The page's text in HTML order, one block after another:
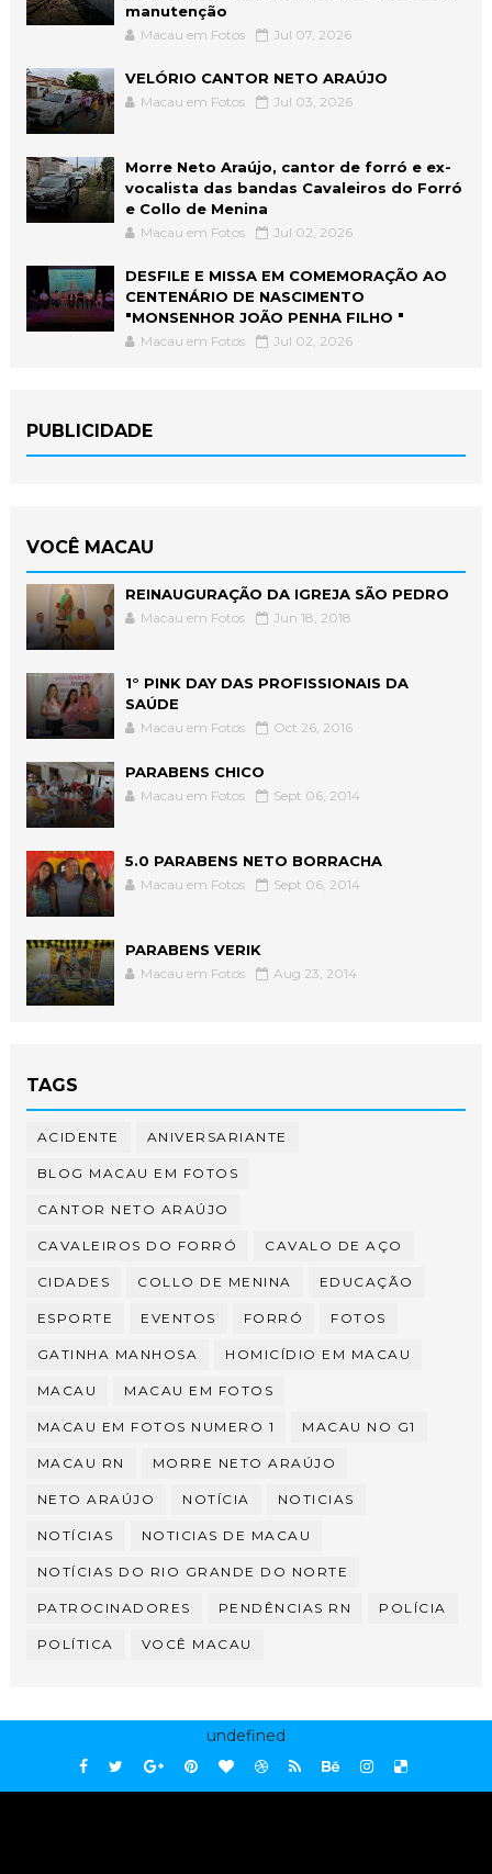
manutenção
Macau em Fotos Jul 07, 2026
VELÓRIO CANTOR NETO ARAÚJO
Macau em Fotos Jul 03, 2026
Morre Neto Araújo, cantor de forró e ex-
vocalista das bandas Cavaleiros do Forró
e Collo de Menina
Macau em Fotos Jul 02, 2026
DESFILE E MISSA EM COMEMORAÇÃO AO
CENTENÁRIO DE NASCIMENTO
"MONSENHOR JOÃO PENHA FILHO "
Macau em Fotos Jul 02, 2026
PUBLICIDADE
VOCÊ MACAU
REINAUGURAÇÃO DA IGREJA SÃO PEDRO
Macau em Fotos Jun 18, 2018
1° PINK DAY DAS PROFISSIONAIS DA
SAÚDE
Macau em Fotos Oct 26, 2016
PARABENS CHICO
Macau em Fotos Sept 06, 2014
5.0 PARABENS NETO BORRACHA
Macau em Fotos Sept 06, 2014
PARABENS VERIK
Macau em Fotos Aug 23, 2014
TAGS
ACIDENTE ANIVERSARIANTE
BLOG MACAU EM FOTOS
CANTOR NETO ARAÚJO
CAVALEIROS DO FORRÓ CAVALO DE AÇO
CIDADES COLLO DE MENINA EDUCAÇÃO
ESPORTE EVENTOS FORRÓ FOTOS
GATINHA MANHOSA HOMICÍDIO EM MACAU
MACAU MACAU EM FOTOS
MACAU EM FOTOS NUMERO 1 MACAU NO G1
MACAU RN MORRE NETO ARAÚJO
NETO ARAÚJO NOTÍCIA NOTICIAS
NOTÍCIAS NOTICIAS DE MACAU
NOTÍCIAS DO RIO GRANDE DO NORTE
PATROCINADORES PENDÊNCIAS RN POLÍCIA
POLÍTICA VOCÊ MACAU
undefined